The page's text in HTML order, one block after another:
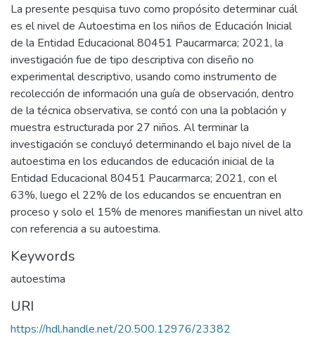
La presente pesquisa tuvo como propósito determinar cuál
es el nivel de Autoestima en los niños de Educación Inicial
de la Entidad Educacional 80451 Paucarmarca; 2021, la
investigación fue de tipo descriptiva con diseño no
experimental descriptivo, usando como instrumento de
recolección de información una guía de observación, dentro
de la técnica observativa, se contó con una la población y
muestra estructurada por 27 niños. Al terminar la
investigación se concluyó determinando el bajo nivel de la
autoestima en los educandos de educación inicial de la
Entidad Educacional 80451 Paucarmarca; 2021, con el
63%, luego el 22% de los educandos se encuentran en
proceso y solo el 15% de menores manifiestan un nivel alto
con referencia a su autoestima.
Keywords
autoestima
URI
https://hdl.handle.net/20.500.12976/23382